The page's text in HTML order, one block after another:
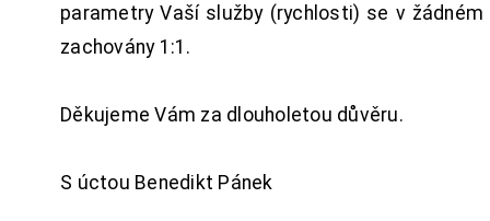
parametry Vaší služby (rychlosti) se v
zachovány 1:1.
Děkujeme Vám za dlouholetou důvěru.
S úctou Benedikt Pánek